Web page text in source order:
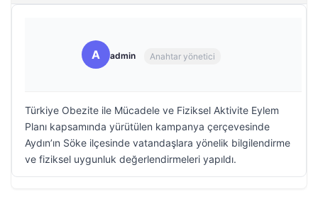
A admin Anahtar yönetici
Türkiye Obezite ile Mücadele ve Fiziksel Aktivite Eylem
Planı kapsamında yürütülen kampanya çerçevesinde
Aydın’ın Söke ilçesinde vatandaşlara yönelik bilgilendirme
ve fiziksel uygunluk değerlendirmeleri yapıldı.